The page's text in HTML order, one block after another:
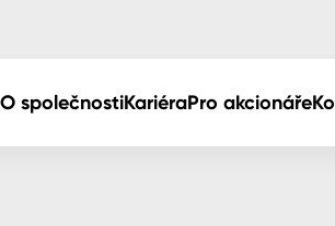
O společnostiKariéraPro akcionáře